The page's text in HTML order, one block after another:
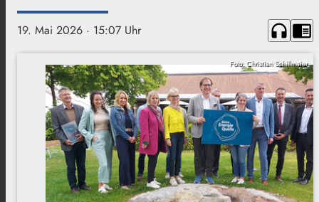
19. Mai 2026 · 15:07 Uhr headphones chrome_reader_mode
Foto: Christian Schillmaier